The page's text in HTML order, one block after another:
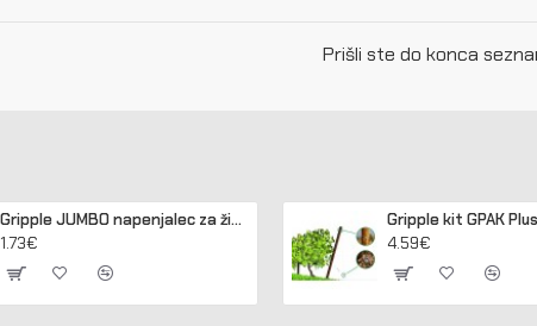
Prišli ste do konca
Gripple JUMBO napenjalec za žico 2,50 - 3,15 mm (pakir. 20 kos)
1.73€ 4.59€